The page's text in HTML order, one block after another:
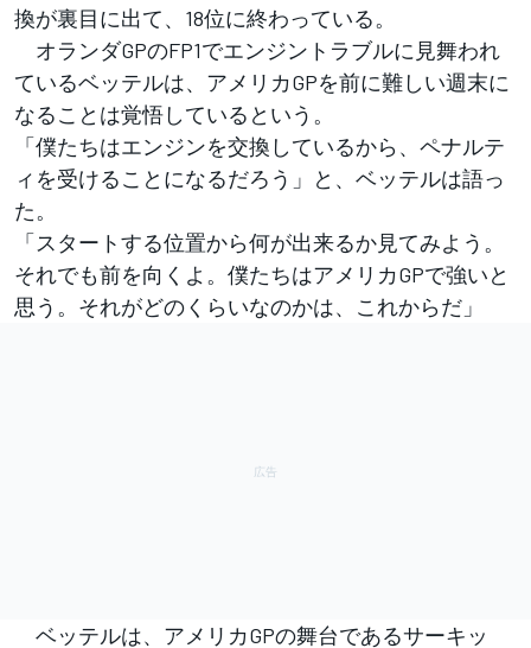
換が裏目に出て、18位に終わっている。
オランダGPのFP1でエンジントラブルに見舞われ
ているベッテルは、アメリカGPを前に難しい週末に
なることは覚悟しているという。
「僕たちはエンジンを交換しているから、ペナルテ
ィを受けることになるだろう」と、ベッテルは語っ
た。
「スタートする位置から何が出来るか見てみよう。
それでも前を向くよ。僕たちはアメリカGPで強いと
思う。それがどのくらいなのかは、これからだ」
ベッテルは、アメリカGPの舞台であるサーキッ